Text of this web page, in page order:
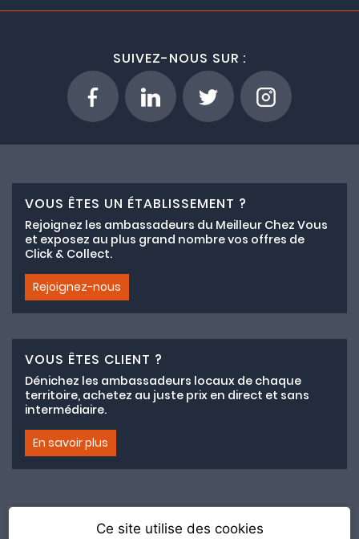
SUIVEZ-NOUS SUR :
VOUS ÊTES UN ÉTABLISSEMENT ?
Rejoignez les ambassadeurs du Meilleur Chez Vous
et exposez au plus grand nombre vos offres de
Click & Collect.
Rejoignez-nous
VOUS ÊTES CLIENT ?
Dénichez les ambassadeurs locaux de chaque
territoire, achetez au juste prix en direct et sans
intermédiaire.
En savoir plus
Ce site utilise des cookies